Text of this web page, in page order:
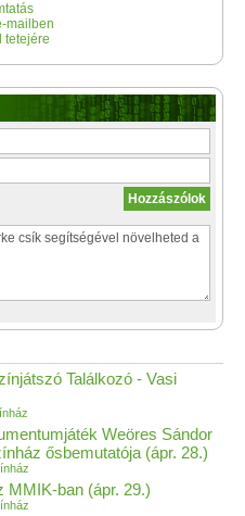
mailben
tetejére
Találkozó - Vasi
Weöres Sándor
ősbemutatója (ápr. 28.)
MMIK-ban (ápr. 29.)